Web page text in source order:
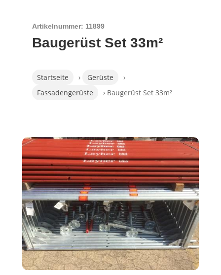
Artikelnummer: 11899
Baugerüst Set 33m²
Startseite › Gerüste
›
Fassadengerüste
› Baugerüst Set 33m²